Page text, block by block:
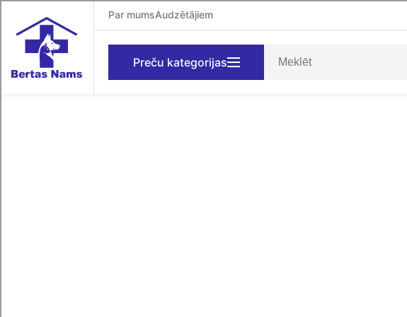
Par mumsAudzētājiem
Preču kategorijas